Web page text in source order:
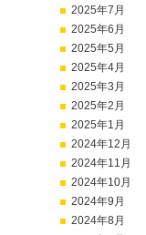
2025年7月
2025年6月
2025年5月
2025年4月
2025年3月
2025年2月
2025年1月
2024年12月
2024年11月
2024年10月
2024年9月
2024年8月